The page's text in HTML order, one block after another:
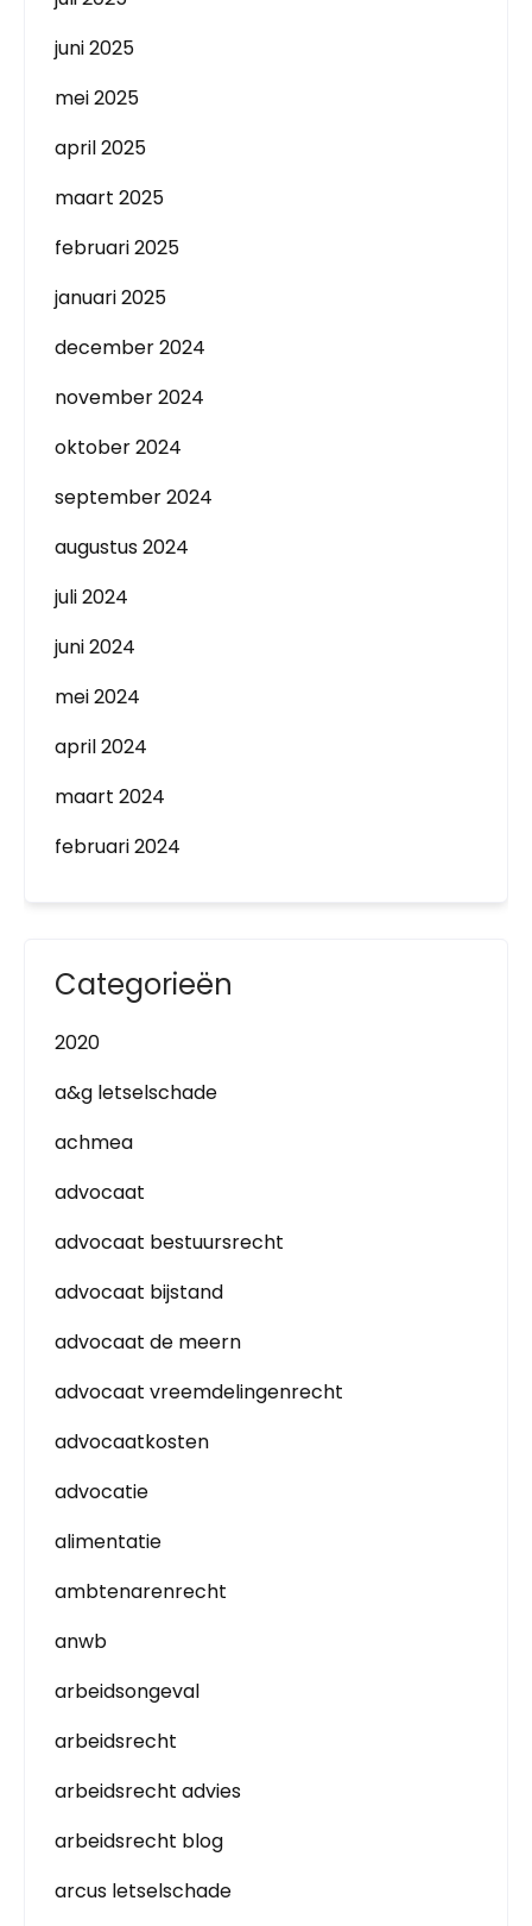
juni 2025
mei 2025
april 2025
maart 2025
februari 2025
januari 2025
december 2024
november 2024
oktober 2024
september 2024
augustus 2024
juli 2024
juni 2024
mei 2024
april 2024
maart 2024
februari 2024
Categorieën
2020
a&g letselschade
achmea
advocaat
advocaat bestuursrecht
advocaat bijstand
advocaat de meern
advocaat vreemdelingenrecht
advocaatkosten
advocatie
alimentatie
ambtenarenrecht
anwb
arbeidsongeval
arbeidsrecht
arbeidsrecht advies
arbeidsrecht blog
arcus letselschade